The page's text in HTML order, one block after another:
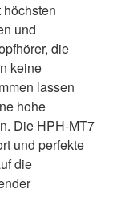
und
die
keine
lassen
hohe
Die HPH-MT7
und perfekte
die